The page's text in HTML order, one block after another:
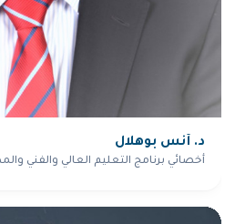
د. أنس بوهلال
أخصائي برنامج التعليم العالي والفني